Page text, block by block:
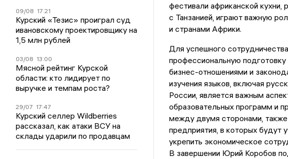
09/08 17:21
Курский «Тезис» проиграл суд
ивановскому проектировщику на
1,5 млн рублей
03/08 13:00
Мясной рейтинг Курской
области: кто лидирует по
выручке и темпам роста?
29/07 17:47
Курский селлер Wildberries
рассказал, как атаки ВСУ на
склады ударили по продавцам
фестивали африканской
с Танзанией, играют важную
и странами Африки.
Для успешного
профессиональную
бизнес-отношениями и
изучения языков, включая
России, является важным
образовательных программ и
между двумя сторонами,
предприятия, в которых будут
укрепить экономическое
В завершении Юрий Коробов